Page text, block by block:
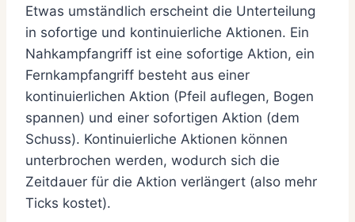
Etwas umständlich erscheint die Unterteilung
in sofortige und kontinuierliche Aktionen. Ein
Nahkampfangriff ist eine sofortige Aktion, ein
Fernkampfangriff besteht aus einer
kontinuierlichen Aktion (Pfeil auflegen, Bogen
spannen) und einer sofortigen Aktion (dem
Schuss). Kontinuierliche Aktionen können
unterbrochen werden, wodurch sich die
Zeitdauer für die Aktion verlängert (also mehr
Ticks kostet).